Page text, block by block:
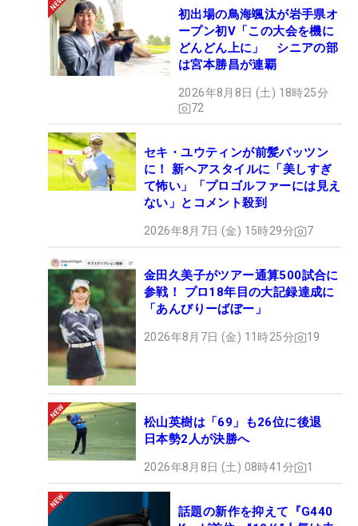
初出場の鳥海颯汰が岩手県オ
ープン初V「この大会を機に
どんどん上に」 シニアの部
は宮本勝昌が連覇
2026年8月8日 (土) 18時25分
72
セキ・ユウティンが前髪パッツン
に！ 新ヘアスタイルに「美しすぎ
て怖い」「プロゴルファーには見え
ない」とコメント殺到
2026年8月7日 (金) 15時29分 7
金田久美子がツアー通算500試合に
参戦！ プロ18年目の大記録達成に
「あんびりーばぼー」
2026年8月7日 (金) 11時25分 19
松山英樹は「69」も26位に後退
日本勢2人が決勝へ
2026年8月8日 (土) 08時41分 1
話題の新作を抑えて『G440